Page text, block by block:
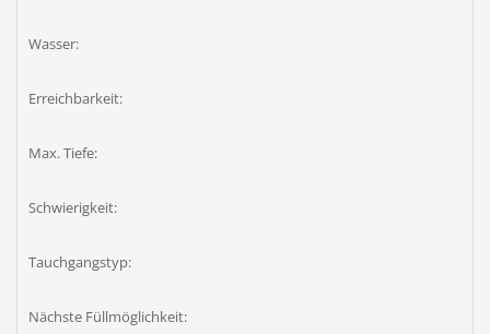
Wasser:
Erreichbarkeit:
Max. Tiefe:
Schwierigkeit:
Tauchgangstyp:
Nächste Füllmöglichkeit: